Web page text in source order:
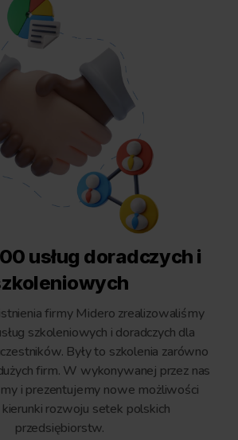
usług doradczych i
firmy Midero zrealizowaliśmy
szkoleniowych i doradczych dla
Były to szkolenia zarówno
firm. W wykonywanej przez nas
i prezentujemy nowe możliwości
rozwoju setek polskich
przedsiębiorstw.